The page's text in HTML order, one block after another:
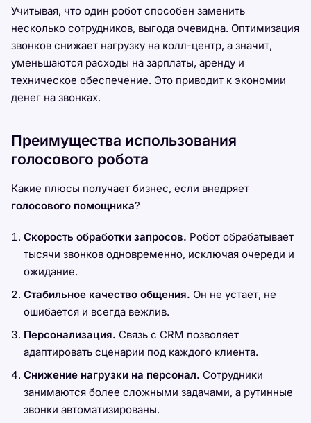
Учитывая, что один робот способен заменить
несколько сотрудников, выгода очевидна. Оптимизация
звонков снижает нагрузку на колл-центр, а значит,
уменьшаются расходы на зарплаты, аренду и
техническое обеспечение. Это приводит к экономии
денег на звонках.
Преимущества использования
голосового робота
Какие плюсы получает бизнес, если внедряет
голосового помощника?
Скорость обработки запросов. Робот обрабатывает
тысячи звонков одновременно, исключая очереди и
ожидание.
Стабильное качество общения. Он не устает, не
ошибается и всегда вежлив.
Персонализация. Связь с CRM позволяет
адаптировать сценарии под каждого клиента.
Снижение нагрузки на персонал. Сотрудники
занимаются более сложными задачами, а рутинные
звонки автоматизированы.